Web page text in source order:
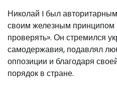
Николай I был
своим железным принципом
проверять». Он стремился
самодержавия, подавлял
оппозиции и благодаря
порядок в стране.